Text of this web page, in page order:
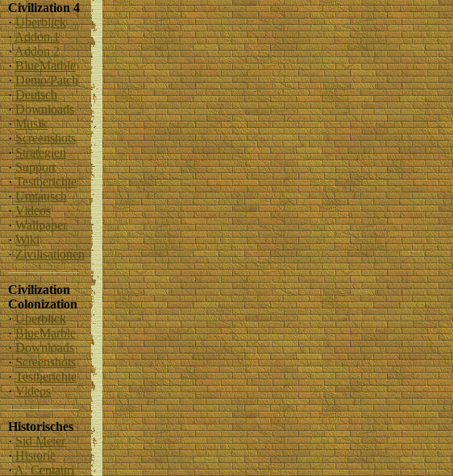
Civilization 4
·Überblick
·Addon 1
·Addon 2
·BlueMarble
·Demo/Patch
·Deutsch
·Downloads
·Musik
·Screenshots
·Strategien
·Support
·Testberichte
·Umtausch
·Videos
·Wallpaper
·Wiki
·Zivilisationen
Civilization
Colonization
·Überblick
·BlueMarble
·Downloads
·Screenshots
·Testberichte
·Videos
Historisches
·Sid Meier
·Historie
·A. Centauri